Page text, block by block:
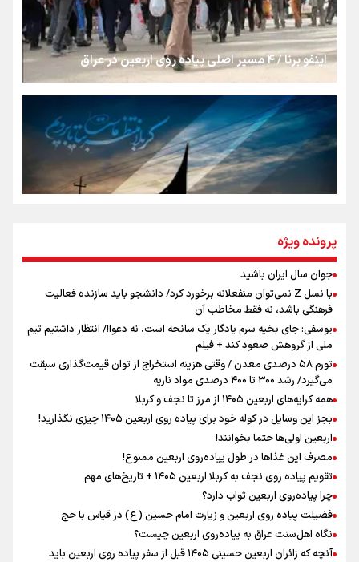
رسانه ملی و حق مردم برای شنیدن صدای رئیس‌جمهوری
روایت ایران از کنار مردم
از طلوع خیابان‌ها تا غروب اشک
سه حسرتی که به دلم ماند
مومنِ مقتدرِ مظلوم
اینفو برنا / ۴ مسیر اصلی پیاده روی اربعین در عراق
اینفو برنا / توصیه‌هایی طلایی برای پیاده روی اربعین
اینفو برنا / جدول کامل فاصله مرز شلمچه تا شهرهای زیارتی
عراق
پرونده ویژه
جوان سال ایران باشید
با نسل Z نمی‌توان منفعلانه برخورد کرد/ دانشجو باید سازنده فعالیت
فرهنگی باشد، نه فقط مخاطب آن
یوسفی: جای بخیه سرم یادگار یک سانحه است، نه دعوا!/ انتظار داشتیم تیم
ملی از گروهش صعود کند + فیلم
تورم ۵۸ درصدی معدن / وقتی هزینه استخراج از توان قیمت‌گذاری سبقت
می‌گیرد/ رشد ۳۰۰ تا ۴۰۰ درصدی مواد ناریه
همه کرایه‌های اربعین ۱۴۰۵ از مرز تا نجف و کربلا
بجز این وسایل در کوله خود برای پیاده روی اربعین ۱۴۰۵ چیزی نگذارید!
اربعین اولی‌ها حتما بخوانند!
مصرف این غذاها در طول پیاده‌روی اربعین ممنوع!
تقویم پیاده روی نجف به کربلا اربعین ۱۴۰۵ + تاریخ‌های مهم
چرا پیاده‌روی اربعین ثواب دارد؟
فضیلت پیاده روی اربعین و زیارت امام حسین (ع) در قیاس با حج
نگاه اهل‌سنت عراق به پیاده‌روی اربعین چیست؟
آنچه که زائران اربعین حسینی ۱۴۰۵ قبل از سفر پیاده روی اربعین باید